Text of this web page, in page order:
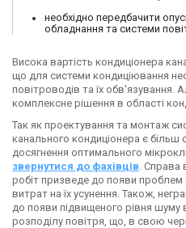
необхідно передбачити
обладнання та системи
Висока вартість кондиціонера
що для системи кондиціювання
повітроводів та їх обв'язування.
комплексне рішення в області
Так як проектування та монтаж
канального кондиціонера є
досягнення оптимального
звернутися до фахівців. Справа
робіт призведе до появи
витрат на їх усунення. Також,
до появи підвищеного рівня шуму
розподілу повітря, що, в свою